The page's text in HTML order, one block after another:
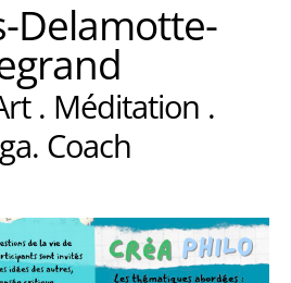
Delamotte-
. Méditation .
Coach